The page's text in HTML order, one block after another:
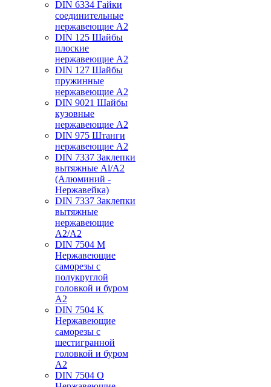
DIN 6334 Гайки
соединительные
нержавеющие А2
DIN 125 Шайбы
плоские
нержавеющие А2
DIN 127 Шайбы
пружинные
нержавеющие А2
DIN 9021 Шайбы
кузовные
нержавеющие А2
DIN 975 Штанги
нержавеющие А2
DIN 7337 Заклепки
вытяжные Al/A2
(Алюминий -
Нержавейка)
DIN 7337 Заклепки
вытяжные
нержавеющие
A2/A2
DIN 7504 M
Нержавеющие
саморезы с
полукруглой
головкой и буром
А2
DIN 7504 K
Нержавеющие
саморезы с
шестигранной
головкой и буром
А2
DIN 7504 O